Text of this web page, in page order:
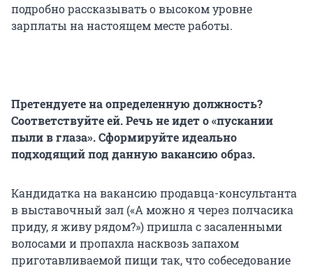
подробно рассказывать о высоком уровне
зарплаты на настоящем месте работы.
Претендуете на определенную должность?
Соответствуйте ей. Речь не идет о «пускании
пыли в глаза». Сформируйте идеально
подходящий под данную вакансию образ.
Кандидатка на вакансию продавца-консультанта
в выставочный зал («А можно я через полчасика
приду, я живу рядом?») пришла с засаленными
волосами и пропахла насквозь запахом
приготавливаемой пищи так, что собеседование